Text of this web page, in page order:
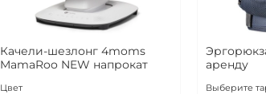
Качели-шезлонг 4moms
MamaRoo NEW напрокат
Цвет
аренду
Выберите